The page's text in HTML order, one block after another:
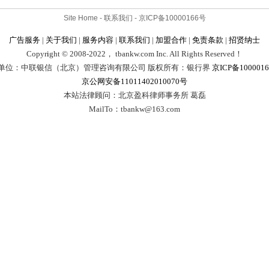
Site Home - 联系我们 - 京ICP备10000166号
广告服务 | 关于我们 | 服务内容 | 联系我们 | 加盟合作 | 免责条款 | 招贤纳士
Copyright © 2008-2022， tbankw.com Inc. All Rights Reserved！
位：中联银信（北京）管理咨询有限公司 版权所有：银行界 京ICP备
京公网安备11011402010070号
本站法律顾问：北京盈科律师事务所 葛磊
MailTo：tbankw@163.com